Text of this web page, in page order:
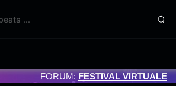
FORUM: FESTIVAL VIRTUALE